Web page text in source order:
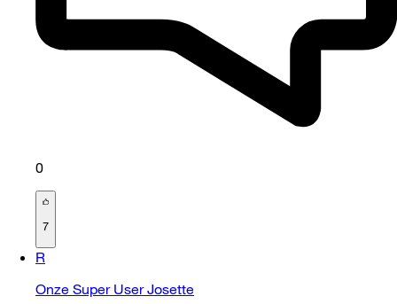
0
7
R
Onze Super User Josette